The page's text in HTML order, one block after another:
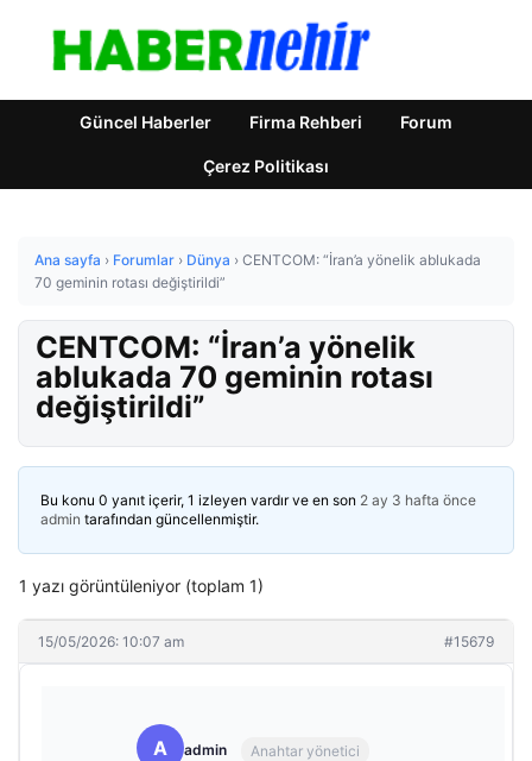
Güncel Haberler Firma Rehberi Forum
Çerez Politikası
Ana sayfa › Forumlar › Dünya › CENTCOM: “İran’a yönelik ablukada
70 geminin rotası değiştirildi”
CENTCOM: “İran’a yönelik
ablukada 70 geminin rotası
değiştirildi”
Bu konu 0 yanıt içerir, 1 izleyen vardır ve en son 2 ay 3 hafta önce
admin tarafından güncellenmiştir.
1 yazı görüntüleniyor (toplam 1)
15/05/2026: 10:07 am #15679
A admin Anahtar yönetici